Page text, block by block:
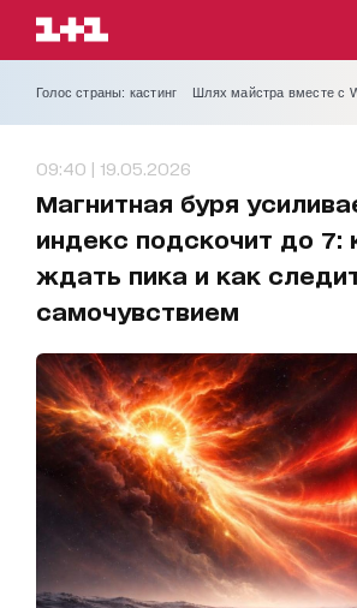
Голос страны: кастинг Шлях майстра вместе с
09:40 | 19.05.2026
Магнитная буря
индекс подскочит до 7:
ждать пика и как
самочувствием